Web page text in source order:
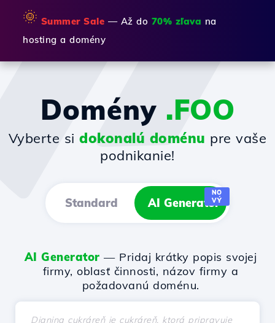
🌞 Summer Sale — Až do 70% zľava na
hosting a domény
Domény .FOO
Vyberte sidokonalú doménu pre vaše
podnikanie!
Standard AI Generator
NO
VÝ
AI Generator — Pridaj krátky popis svojej
firmy, oblasť činnosti, názov firmy a
požadovanú doménu.